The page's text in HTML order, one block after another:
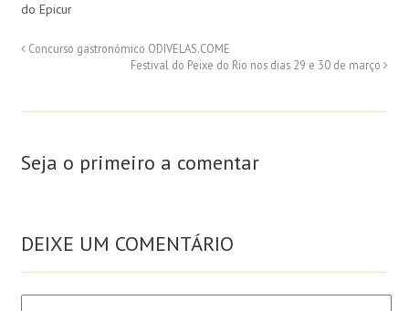
do Epicur
Concurso gastronómico ODIVELAS.COME
Festival do Peixe do Rio nos dias 29 e 30 de março
Seja o primeiro a comentar
DEIXE UM COMENTÁRIO